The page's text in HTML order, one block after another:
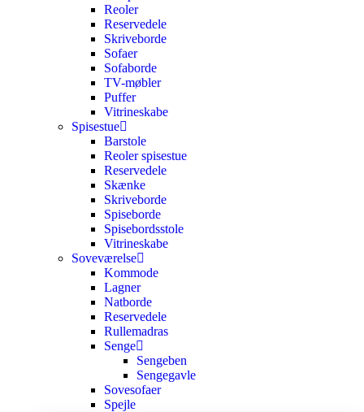
Reoler
Reservedele
Skriveborde
Sofaer
Sofaborde
TV-møbler
Puffer
Vitrineskabe
Spisestue
Barstole
Reoler spisestue
Reservedele
Skænke
Skriveborde
Spiseborde
Spisebordsstole
Vitrineskabe
Soveværelse
Kommode
Lagner
Natborde
Reservedele
Rullemadras
Senge
Sengeben
Sengegavle
Sovesofaer
Spejle